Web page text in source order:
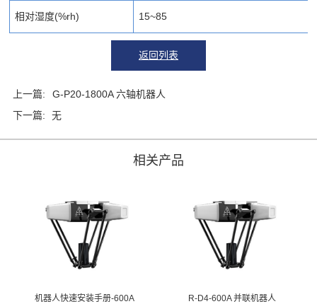
相对湿度(%rh) 15~85
返回列表
上一篇:
G-P20-1800A 六轴机器人
下一篇:
无
相关产品
机器人快速安装手册-600A R-D4-600A 并联机器人